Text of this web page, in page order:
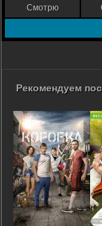
Смотрю
Рекомендуем